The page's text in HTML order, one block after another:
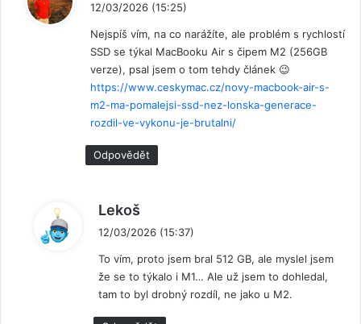
s
a
:
12/03/2026 (15:25)
Nejspíš vím, na co narážíte, ale problém s rychlostí
SSD se týkal MacBooku Air s čipem M2 (256GB
verze), psal jsem o tom tehdy článek 😉
https://www.ceskymac.cz/novy-macbook-air-s-
m2-ma-pomalejsi-ssd-nez-lonska-generace-
rozdil-ve-vykonu-je-brutalni/
Odpovědět
Lekoš
a
s
a
l
:
12/03/2026 (15:37)
To vím, proto jsem bral 512 GB, ale myslel jsem
že se to týkalo i M1… Ale už jsem to dohledal,
tam to byl drobný rozdíl, ne jako u M2.